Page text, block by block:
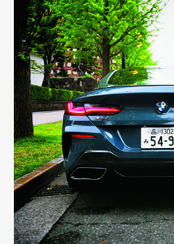
Pen Membership
Official Columnist
Contact
Pen Meet
Pen international